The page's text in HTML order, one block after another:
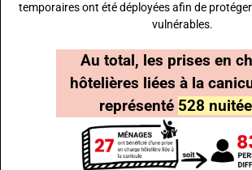
temporaires ont été déployées afin de
vulnérables.
Au total, les prises en
hôtelières liées à la
représenté 528